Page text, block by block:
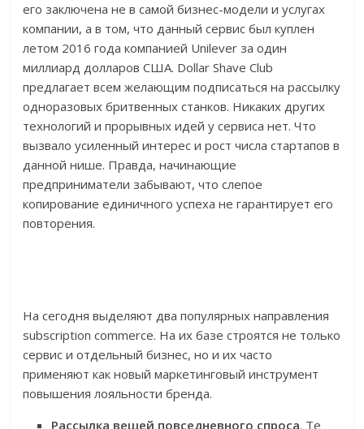
его заключена не в самой бизнес-модели и услугах
компании, а в том, что данный сервис был куплен
летом 2016 года компанией Unilever за один
миллиард долларов США. Dollar Shave Club
предлагает всем желающим подписаться на рассылку
одноразовых бритвенных станков. Никаких других
технологий и прорывных идей у сервиса нет. Что
вызвало усиленный интерес и рост числа стартапов в
данной нише. Правда, начинающие
предприниматели забывают, что слепое
копирование единичного успеха не гарантирует его
повторения.
На сегодня выделяют два популярных направления
subscription commerce. На их базе строятся не только
сервис и отдельный бизнес, но и их часто
применяют как новый маркетинговый инструмент
повышения лояльности бренда.
Рассылка вещей повседневного спроса. Те